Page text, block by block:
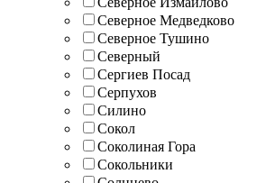
Северное Медведково
Северное Тушино
Северный
Сергиев Посад
Серпухов
Силино
Сокол
Соколиная Гора
Сокольники